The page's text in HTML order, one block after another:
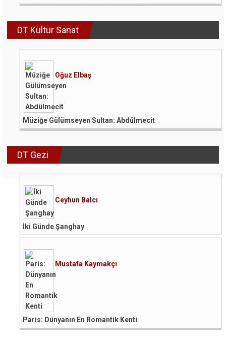
DT Kültür Sanat
Oğuz Elbaş
Müziğe Gülümseyen Sultan: Abdülmecit
DT Gezi
Ceyhun Balcı
İki Günde Şanghay
Mustafa Kaymakçı
Paris: Dünyanın En Romantik Kenti